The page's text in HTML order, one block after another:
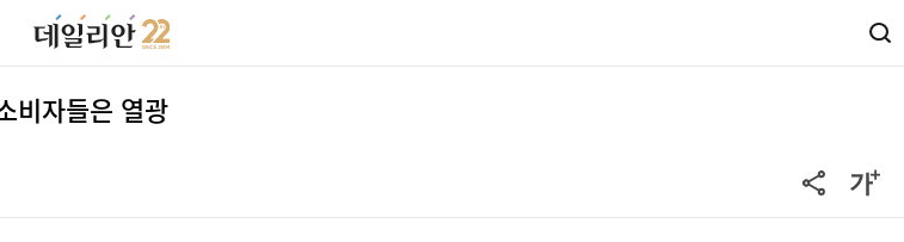
비자들은 열광